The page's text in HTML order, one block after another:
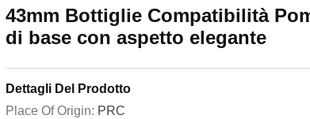
43mm Bottiglie Compatibilità
di base con aspetto elegante
Dettagli Del Prodotto
Place Of Origin: PRC